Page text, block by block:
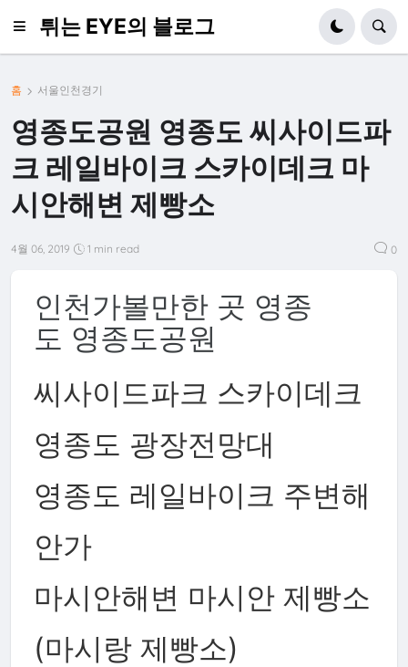
튀는 EYE의 블로그
홈 서울인천경기
영종도공원 영종도 씨사이드파
크 레일바이크 스카이데크 마
시안해변 제빵소
4월 06, 2019 1 min read 0
인천가볼만한 곳 영종
도 영종도공원
씨사이드파크 스카이데크
영종도 광장전망대
영종도 레일바이크 주변해
안가
마시안해변 마시안 제빵소
(마시랑 제빵소)